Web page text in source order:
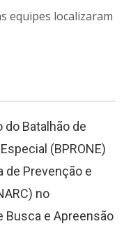
equipes localizaram
do Batalhão de
(BPRONE)
de Prevenção e
no
Busca e Apreensão